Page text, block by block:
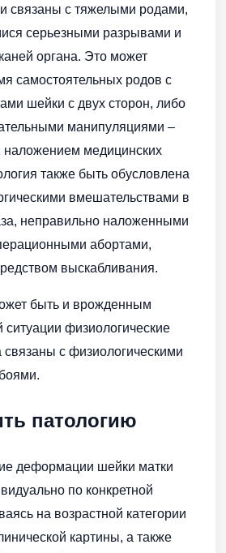
связаны с тяжелыми родами,
серьезными разрывами и
органа. Это может
самостоятельных родов с
шейки с двух сторон, либо
манипуляциями –
наложением медицинских
также быть обусловлена
вмешательствами в
неправильно наложенными
абортами,
выскабливания.
быть и врожденным
физиологические
связаны с физиологическими
патологию
деформации шейки матки
по конкретной
на возрастной категории
картины, а также